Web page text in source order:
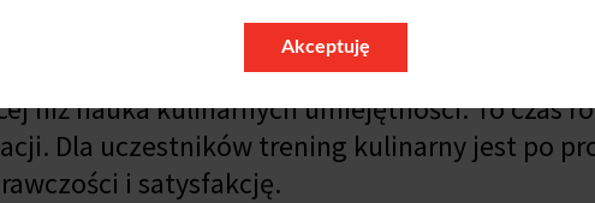
Akceptuję
niż nauka kulinarnych umiejętności. To czas
Dla uczestników trening kulinarny jest po
i satysfakcję.